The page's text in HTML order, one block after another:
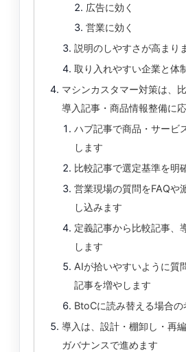
広告に効く
営業に効く
説明のしやすさが高まり
取り入れやすい企業と体
マシンカスタマー対策は、
導入記事・商品情報整備に
ハブ記事で商品・サービ
します
比較記事で選定基準を明
営業現場の質問をFAQや
し込みます
定義記事から比較記事、
します
AIが拾いやすいように質
記事を増やします
BtoCに読み替える場合の
導入は、設計・棚卸し・再
ガバナンスで進めます